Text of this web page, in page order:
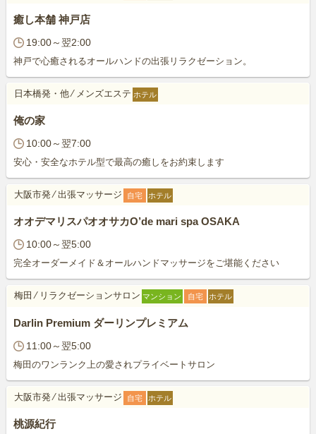
癒し本舗 神戸店
19:00～翌2:00
神戸で心癒されるオールハンドの出張リラクゼーション。
日本橋発・他⁄ メンズエステ ホテル
俺の家
10:00～翌7:00
安心・安全なホテル型で最高の癒しをお約束します
大阪市発⁄出張マッサージ ホテル
自宅
オオデマリスパオオサカO’de mari spa OSAKA
10:00～翌5:00
完全オーダーメイド＆オールハンドマッサージをご堪能ください
梅田 ⁄ リラクゼーションサロン ホテル
自宅
マンション
Darlin Premium ダーリンプレミアム
11:00～翌5:00
梅田のワンランク上の愛されプライベートサロン
大阪市発 ⁄出張マッサージ ホテル
自宅
桃源紀行